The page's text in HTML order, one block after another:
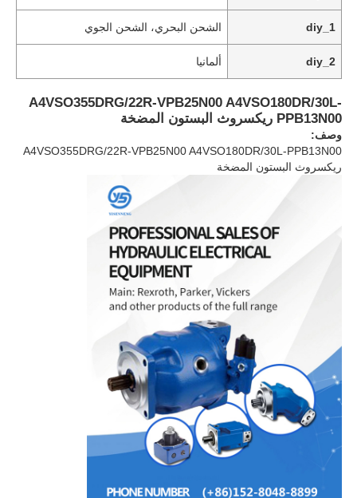
المنزل
منتجات
فيديوهات
معلومات عنا
جولة في المصنع
ضبط الجودة
اتصل بنا
diy_1 الشحن البحري، الشحن الجوي
diy_2 ألمانيا
A4VSO355DRG/22R-VPB25N00 A4VSO180DR/30L-
PPB13N00 ريكسروث البستون المضخة
وصف:
A4VSO355DRG/22R-VPB25N00 A4VSO180DR/30L-PPB13N00
ريكسروث البستون المضخة